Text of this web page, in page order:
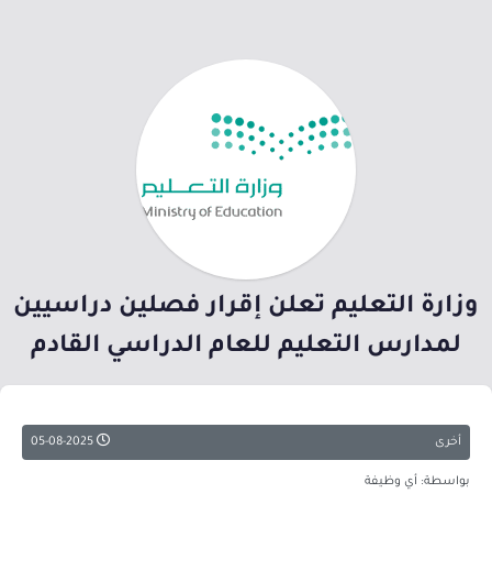
وزارة التعليم تعلن إقرار فصلين دراسيين
لمدارس التعليم للعام الدراسي القادم
أخرى
بواسطة: أي وظيفة